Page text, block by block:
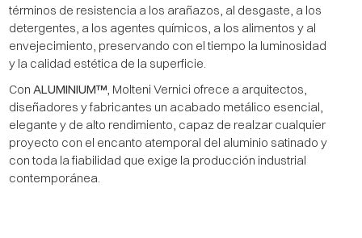
términos de resistencia a los arañazos, al desgaste, a los
detergentes, a los agentes químicos, a los alimentos y al
envejecimiento, preservando con el tiempo la luminosidad
y la calidad estética de la superficie.
Con ALUMINIUM™, Molteni Vernici ofrece a arquitectos,
diseñadores y fabricantes un acabado metálico esencial,
elegante y de alto rendimiento, capaz de realzar cualquier
proyecto con el encanto atemporal del aluminio satinado y
con toda la fiabilidad que exige la producción industrial
contemporánea.